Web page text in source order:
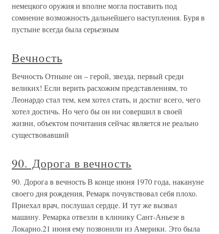
немецкого оружия и вполне могла поставить под
сомнение возможность дальнейшего наступления. Буря в
пустыне всегда была серьезным
Вечность
Вечность Отныне он – герой, звезда, первый среди
великих! Если верить расхожим представлениям, то
Леонардо стал тем, кем хотел стать, и достиг всего, чего
хотел достичь. Но чего бы он ни совершил в своей
жизни, объектом почитания сейчас является не реально
существовавший
90. Дорога в вечность
90. Дорога в вечность В конце июня 1970 года, накануне
своего дня рождения, Ремарк почувствовал себя плохо.
Приехал врач, послушал сердце. И тут же вызвал
машину. Ремарка отвезли в клинику Сант-Аньезе в
Локарно.21 июня ему позвонили из Америки. Это была